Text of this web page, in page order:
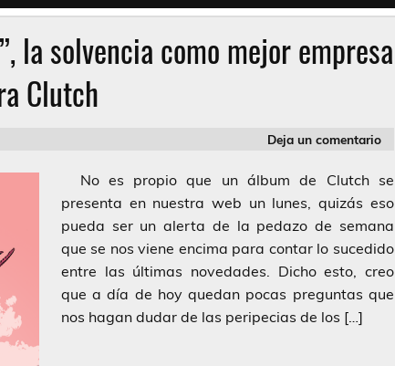
la solvencia como mejor empresa
Clutch
Deja un comentario
No es propio que un álbum de Clutch se
presenta en nuestra web un lunes, quizás eso
pueda ser un alerta de la pedazo de semana
que se nos viene encima para contar lo sucedido
entre las últimas novedades. Dicho esto, creo
que a día de hoy quedan pocas preguntas que
nos hagan dudar de las peripecias de los […]